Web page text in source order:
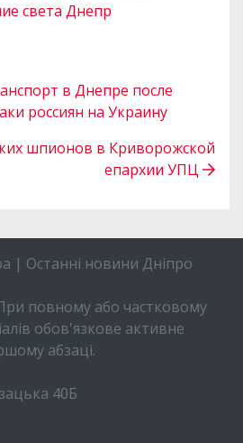
света Днепр
в Днепре после
россиян на Украину
шпионов в Криворожской
епархии УПЦ
| Останні новини Дніпро
повному або частковому
обов'язкове активне
абзаці.
40Б